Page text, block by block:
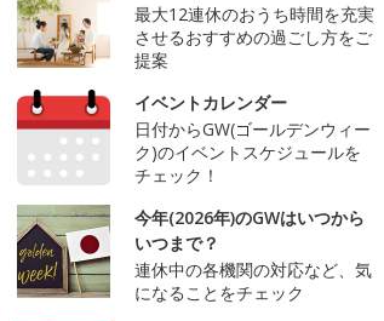
最大12連休のおうち時間を充実
させるおすすめの過ごし方をご
提案
イベントカレンダー
日付からGW(ゴールデンウィー
ク)のイベントスケジュールを
チェック！
今年(2026年)のGWはいつから
いつまで？
連休中の各機関の対応など、気
になることをチェック